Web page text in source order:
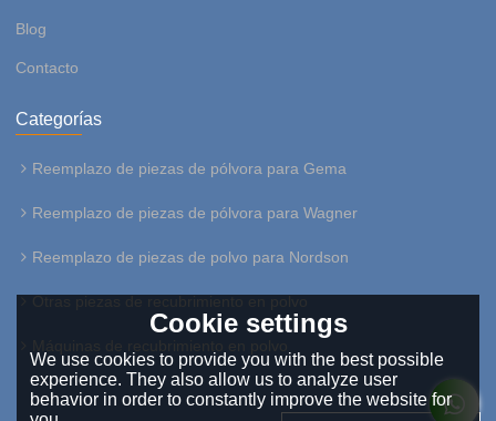
Blog
Contacto
Categorías
Reemplazo de piezas de pólvora para Gema
Reemplazo de piezas de pólvora para Wagner
Reemplazo de piezas de polvo para Nordson
Otras piezas de recubrimiento en polvo
Cookie settings
We use cookies to provide you with the best possible
experience. They also allow us to analyze user
behavior in order to constantly improve the website for